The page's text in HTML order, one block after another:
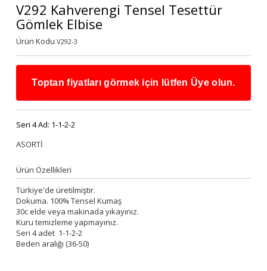
V292 Kahverengi Tensel Tesettür
Gömlek Elbise
Ürün Kodu V292-3
Toptan fiyatları görmek için lütfen Üye olun.
Seri 4 Ad: 1-1-2-2
ASORTİ
Ürün Özellikleri
Türkiye'de üretilmiştir.
Dokuma. 100% Tensel Kumaş
30c elde veya makinada yıkayınız.
Kuru temizleme yapmayınız.
Seri 4 adet 1-1-2-2
Beden aralığı (36-50)